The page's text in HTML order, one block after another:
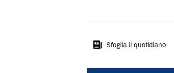
Sardegna
Sfoglia il quotidiano